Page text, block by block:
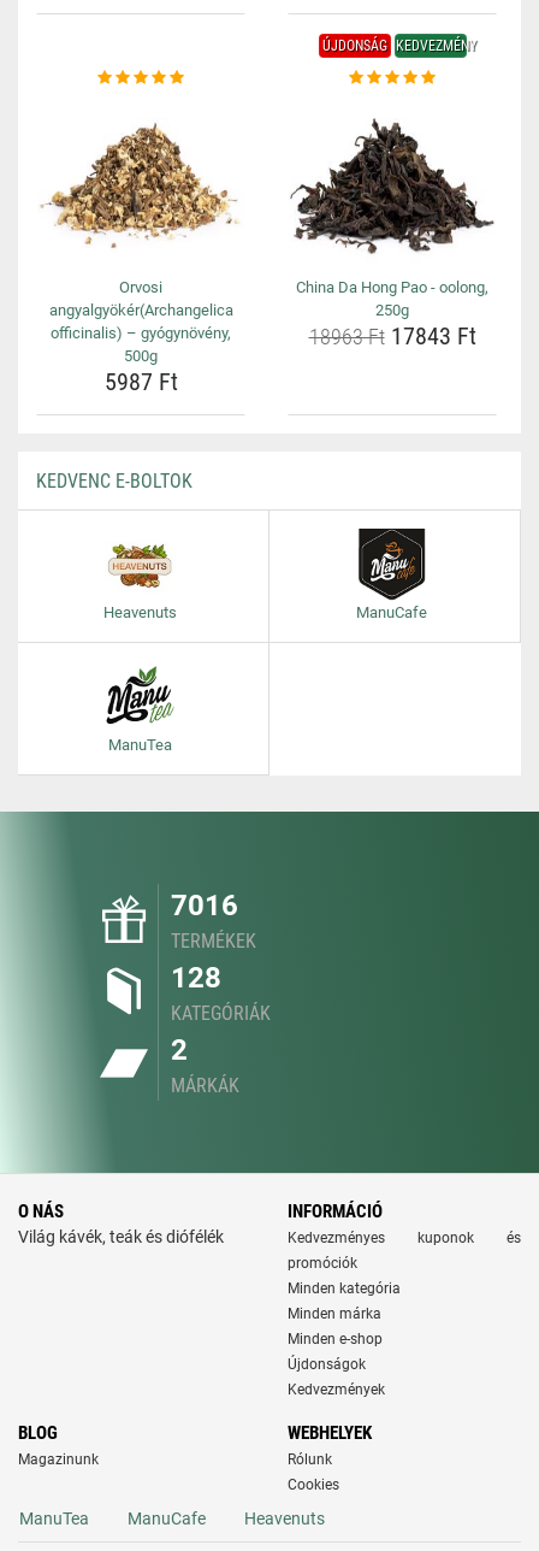
Orvosi
angyalgyökér(Archangelica
officinalis) – gyógynövény,
500g
5987 Ft
ÚJDONSÁG KEDVEZMÉNY
China Da Hong Pao - oolong,
250g
18963 Ft17843 Ft
KEDVENC E-BOLTOK
Heavenuts ManuCafe
ManuTea
7016
TERMÉKEK
128
KATEGÓRIÁK
2
MÁRKÁK
O NÁS
Világ kávék, teák és diófélék
INFORMÁCIÓ
Kedvezményes kuponok és
promóciók
Minden kategória
Minden márka
Minden e-shop
Újdonságok
Kedvezmények
BLOG
Magazinunk
WEBHELYEK
Rólunk
Cookies
ManuTea ManuCafe Heavenuts